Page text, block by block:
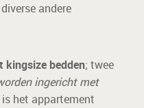
andere
kingsize bedden; twee
ingericht met
is het appartement